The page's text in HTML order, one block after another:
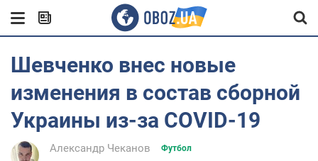
Шевченко внес новые
изменения в состав сборной
Украины из-за COVID-19
Александр Чеканов Футбол